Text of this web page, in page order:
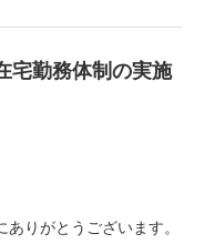
宅勤務体制の実施
りがとうございます。